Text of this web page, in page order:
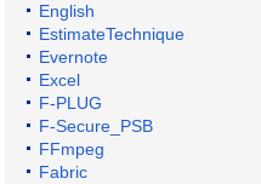
English
EstimateTechnique
Evernote
Excel
F-PLUG
F-Secure_PSB
FFmpeg
Fabric